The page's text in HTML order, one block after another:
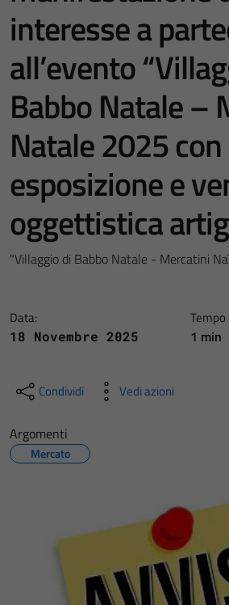
interesse a
all’evento
Babbo Natale –
Natale 2025 con
esposizione e
oggettistica
"Villaggio di Babbo Natale - Mercatini
Data:
18 Novembre 2025 1 min
Condividi Vedi azioni
Argomenti
Mercato